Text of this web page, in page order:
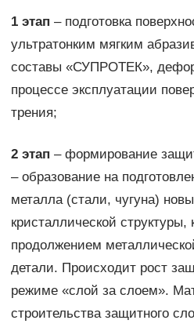
1 этап – подготовка
ультратонким мягким
составы «СУПРОТЕК»,
процессе эксплуатации
трения;
2 этап – формирование
– образование на
металла (стали, чугуна)
кристаллической структуры,
продолжением
детали. Происходит рост
режиме «слой за слоем».
строительства защитного